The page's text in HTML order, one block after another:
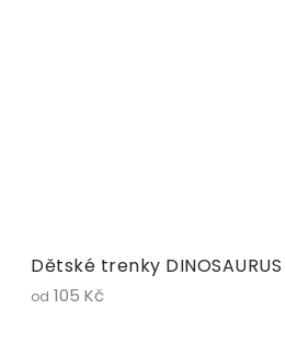
Dětské trenky DINOSAURUS
od 105 Kč